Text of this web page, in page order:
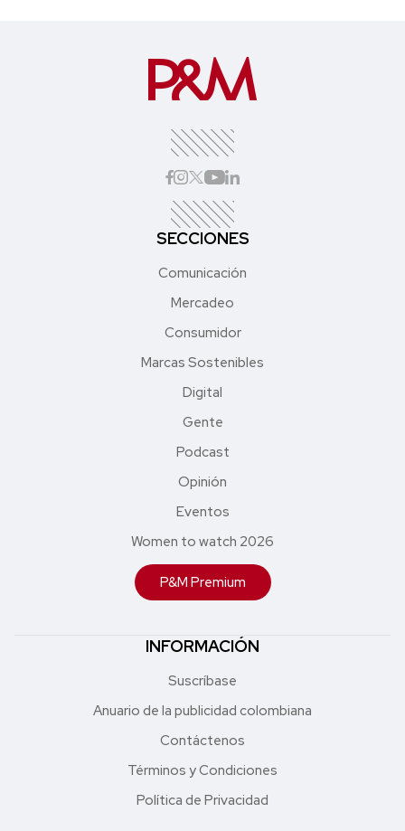
SECCIONES
Comunicación
Mercadeo
Consumidor
Marcas Sostenibles
Digital
Gente
Podcast
Opinión
Eventos
Women to watch 2026
P&M Premium
INFORMACIÓN
Suscríbase
Anuario de la publicidad colombiana
Contáctenos
Términos y Condiciones
Política de Privacidad